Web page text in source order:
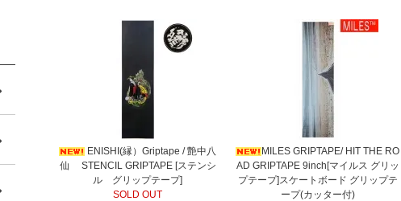
ENISHI(縁）Griptape / 艶中八
仙 STENCIL GRIPTAPE [ステンシ
ル グリップテープ]
SOLD OUT
MILES GRIPTAPE/ HIT THE RO
AD GRIPTAPE 9inch[マイルス グリッ
プテープ]スケートボード グリップテ
ープ(カッター付)